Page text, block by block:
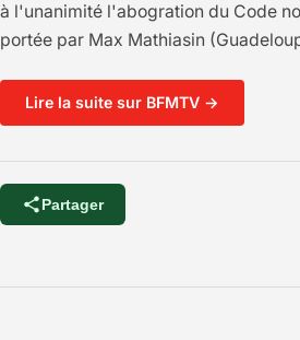
à l'unanimité l'abogration du Code
portée par Max Mathiasin
Lire la suite sur BFMTV →
Partager